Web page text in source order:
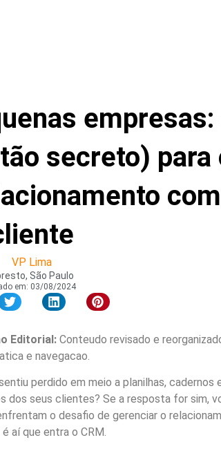
empresas:
secreto) para
VP Lima
São Paulo
em: 03/08/2024
Editorial:Conteudo revisado e
e navegacao.
perdido em meio a planilhas,
dos seus clientes? Se a resposta for sim,
o desafio de gerenciar o
aí que entra o CRM.